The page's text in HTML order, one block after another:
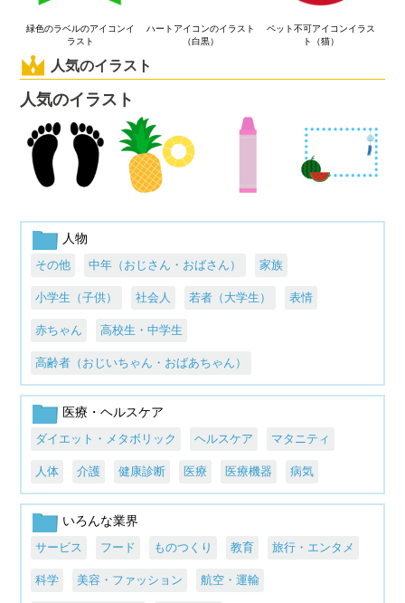
緑色のラベルのアイコンイ
ラスト
ハートアイコンのイラスト
（白黒）
ペット不可アイコンイラス
ト（猫）
人気のイラスト
人気のイラスト
人物
その他 中年（おじさん・おばさん） 家族
小学生（子供） 社会人 若者（大学生） 表情
赤ちゃん 高校生・中学生
高齢者（おじいちゃん・おばあちゃん）
医療・ヘルスケア
ダイエット・メタボリック ヘルスケア マタニティ
人体 介護 健康診断 医療 医療機器 病気
いろんな業界
サービス フード ものつくり 教育 旅行・エンタメ
科学 美容・ファッション 航空・運輸